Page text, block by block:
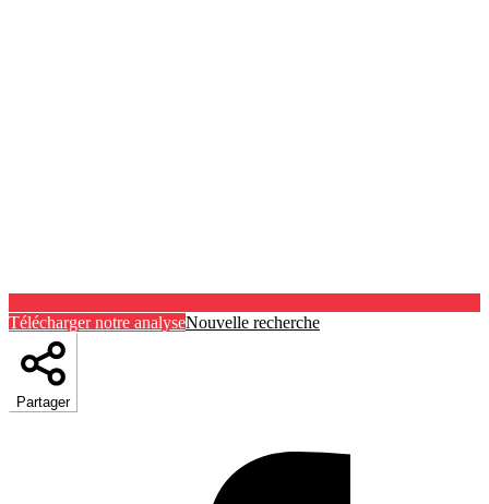
Télécharger notre analyseNouvelle recherche
Partager